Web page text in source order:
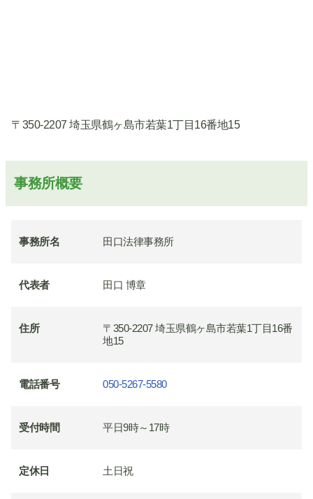
〒350-2207 埼玉県鶴ヶ島市若葉1丁目16番地15
事務所概要
事務所名 田口法律事務所
代表者 田口 博章
住所
〒350-2207 埼玉県鶴ヶ島市若葉1丁目16番
地15
電話番号 050-5267-5580
受付時間 平日9時～17時
定休日 土日祝